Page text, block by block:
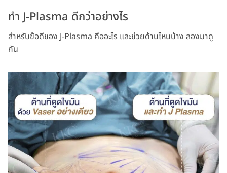
ทำ J-Plasma ดีกว่าอย่างไร
สำหรับข้อดีของ J-Plasma คืออะไร และช่วยด้านไหนบ้าง ลองมาดู
กัน